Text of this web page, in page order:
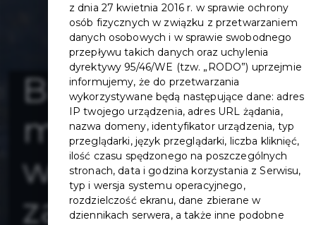
Budowa parku
miejskiego
wraz z
z dnia 27 kwietnia 2016 r. w sprawie ochrony
osób fizycznych w związku z przetwarzaniem
danych osobowych i w sprawie swobodnego
przepływu takich danych oraz uchylenia
dyrektywy 95/46/WE (tzw. „RODO”) uprzejmie
informujemy, że do przetwarzania
wykorzystywane będą następujące dane: adres
IP twojego urządzenia, adres URL żądania,
nazwa domeny, identyfikator urządzenia, typ
przeglądarki, język przeglądarki, liczba kliknięć,
ilość czasu spędzonego na poszczególnych
stronach, data i godzina korzystania z Serwisu,
typ i wersja systemu operacyjnego,
rozdzielczość ekranu, dane zbierane w
dziennikach serwera, a także inne podobne